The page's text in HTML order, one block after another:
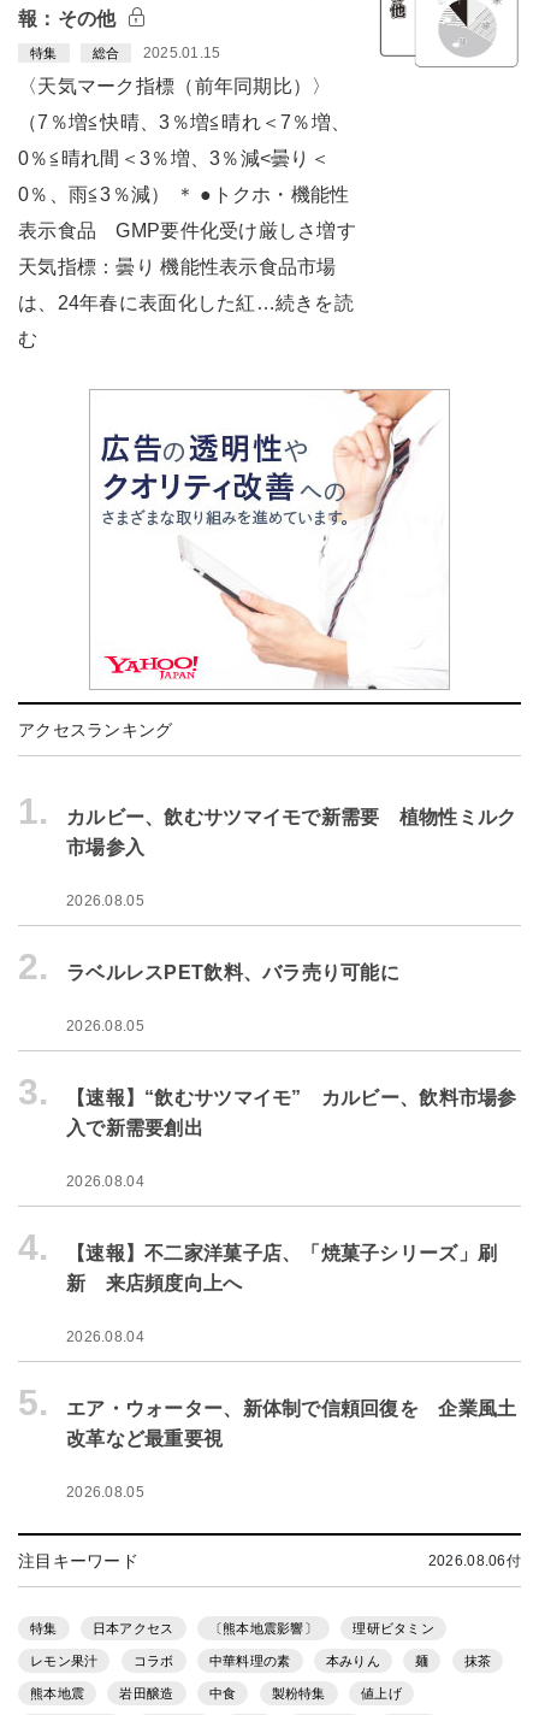
報：その他
特集 総合 2025.01.15
〈天気マーク指標（前年同期比）〉
（7％増≦快晴、3％増≦晴れ＜7％増、
0％≦晴れ間＜3％増、3％減<曇り＜
0％、雨≦3％減） ＊ ●トクホ・機能性
表示食品 GMP要件化受け厳しさ増す
天気指標：曇り 機能性表示食品市場
は、24年春に表面化した紅…続きを読
む
アクセスランキング
1.
カルビー、飲むサツマイモで新需要 植物性ミルク
市場参入
2026.08.05
2. ラベルレスPET飲料、バラ売り可能に
2026.08.05
3.
【速報】“飲むサツマイモ” カルビー、飲料市場参
入で新需要創出
2026.08.04
4.
【速報】不二家洋菓子店、「焼菓子シリーズ」刷
新 来店頻度向上へ
2026.08.04
5.
エア・ウォーター、新体制で信頼回復を 企業風土
改革など最重要視
2026.08.05
注目キーワード 2026.08.06付
特集 日本アクセス 〔熊本地震影響〕 理研ビタミン
レモン果汁 コラボ 中華料理の素 本みりん 麺 抹茶
熊本地震 岩田醸造 中食 製粉特集 値上げ